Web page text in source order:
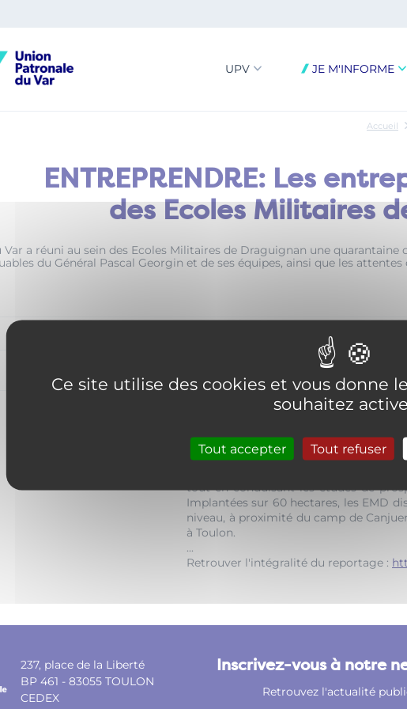
UPV JE M'INFORME
Accueil
ENTREPRENDRE: Les
des Ecoles Militaires
Var a réuni au sein des Ecoles Militaires de Draguignan une
du Général Pascal Georgin et de ses équipes, ainsi que les
Au regard des conflits qui se
moins que jamais une vue de l’esprit.
l’Ecole d’infanterie et de l’Ecole
commandement du Général Pascal
mutualisé sous cette appellation
l’entraînement de tous les postes de
tout en conduisant les études de
Implantées sur 60 hectares, les EMD
niveau, à proximité du camp de
à Toulon.
...
Retrouver l'intégralité du reportage :
237, place de la Liberté
BP 461 - 83055 TOULON
CEDEX
Inscrivez-vous à notre
Retrouvez l'actualité
Ce site utilise des cookies et vous donne
souhaitez
Tout accepter Tout refuser